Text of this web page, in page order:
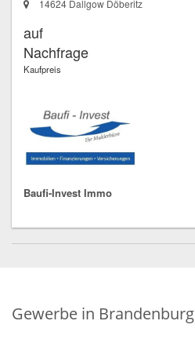
14624 Dallgow Döberitz
auf
Nachfrage
Kaufpreis
Baufi-Invest Immo
Gewerbe in Brandenburg